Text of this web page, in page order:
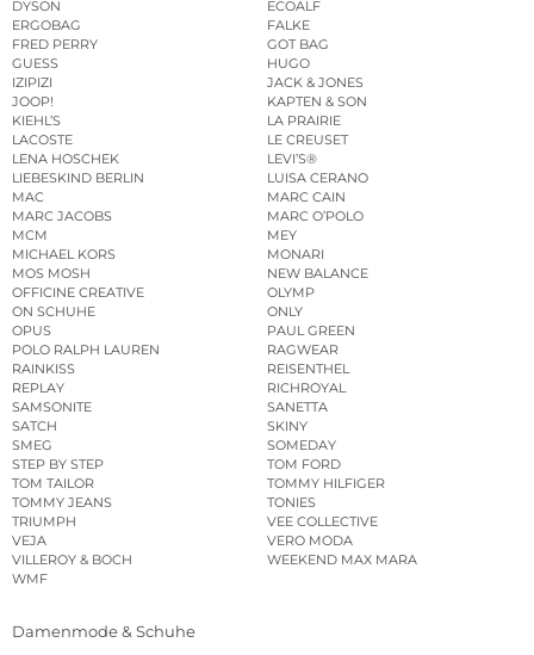
DYSON
ECOALF
ERGOBAG
FALKE
FRED PERRY
GOT BAG
GUESS
HUGO
IZIPIZI
JACK & JONES
JOOP!
KAPTEN & SON
KIEHL’S
LA PRAIRIE
LACOSTE
LE CREUSET
LENA HOSCHEK
LEVI’S®
LIEBESKIND BERLIN
LUISA CERANO
MAC
MARC CAIN
MARC JACOBS
MARC O’POLO
MCM
MEY
MICHAEL KORS
MONARI
MOS MOSH
NEW BALANCE
OFFICINE CREATIVE
OLYMP
ON SCHUHE
ONLY
OPUS
PAUL GREEN
POLO RALPH LAUREN
RAGWEAR
RAINKISS
REISENTHEL
REPLAY
RICHROYAL
SAMSONITE
SANETTA
SATCH
SKINY
SMEG
SOMEDAY
STEP BY STEP
TOM FORD
TOM TAILOR
TOMMY HILFIGER
TOMMY JEANS
TONIES
TRIUMPH
VEE COLLECTIVE
VEJA
VERO MODA
VILLEROY & BOCH
WEEKEND MAX MARA
WMF
Damenmode & Schuhe